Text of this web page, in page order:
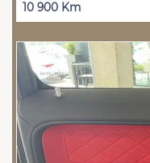
10 900 Km